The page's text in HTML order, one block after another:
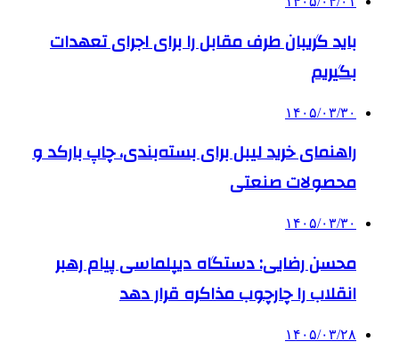
باید گریبان طرف مقابل را برای اجرای تعهدات
بگیریم
۱۴۰۵/۰۳/۳۰
راهنمای خرید لیبل برای بسته‌بندی، چاپ بارکد و
محصولات صنعتی
۱۴۰۵/۰۳/۳۰
محسن رضایی: دستگاه دیپلماسی پیام رهبر
انقلاب را چارچوب مذاکره قرار دهد
۱۴۰۵/۰۳/۲۸